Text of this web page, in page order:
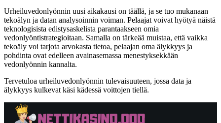
Urheiluvedonlyönnin uusi aikakausi on täällä, ja se tuo mukanaan
tekoälyn ja datan analysoinnin voiman. Pelaajat voivat hyötyä näistä
teknologisista edistysaskelista parantaakseen omia
vedonlyöntistrategioitaan. Samalla on tärkeää muistaa, että vaikka
tekoäly voi tarjota arvokasta tietoa, pelaajan oma älykkyys ja
pohdinta ovat edelleen avainasemassa menestyksekkään
vedonlyönnin kannalta.
Tervetuloa urheiluvedonlyönnin tulevaisuuteen, jossa data ja
älykkyys kulkevat käsi kädessä voittojen tiellä.